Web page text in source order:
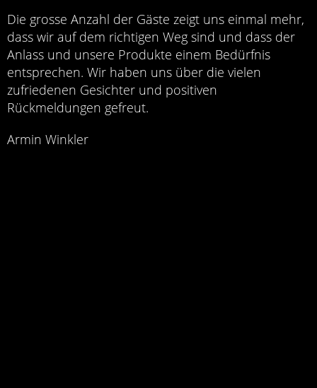
Die grosse Anzahl der Gäste zeigt uns einmal mehr,
dass wir auf dem richtigen Weg sind und dass der
Anlass und unsere Produkte einem Bedürfnis
entsprechen. Wir haben uns über die vielen
zufriedenen Gesichter und positiven
Rückmeldungen gefreut.
Armin Winkler